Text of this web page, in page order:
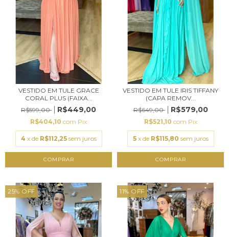
VESTIDO EM TULE GRACE
CORAL PLUS (FAIXA...
R$599,00
R$449,00
R$404,10 com Pix
4 x de R$112,25 sem juros
COMPRAR
VESTIDO EM TULE IRIS TIFFANY
(CAPA REMOV...
R$649,00
R$579,00
R$521,10 com Pix
5 x de R$115,80 sem juros
COMPRAR
25% OFF 11% OFF